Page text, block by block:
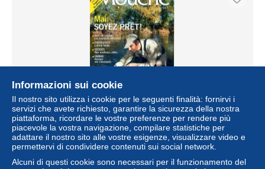
PECHE MOUCHE N° 90 2012 Revue Pecheurs
± 2,31 USD
Stato Residenziale
Informazioni sui cookie
Il nostro sito utilizza i cookie per le seguenti finalità: fornirvi i
servizi che avete richiesto, garantire la sicurezza della nostra
piattaforma, ricordare le vostre preferenze per rendere più
piacevole la vostra navigazione, compilare statistiche per
adattare il nostro sito alle vostre esigenze, visualizzare video e
permettervi di condividere contenuti sui social network.
Alcuni di questi cookie sono necessari per il funzionamento del